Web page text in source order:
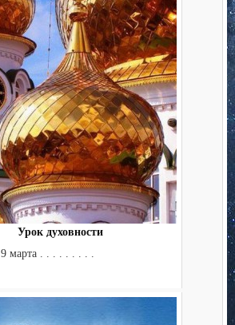
Урок духовности
9 марта . . . . . . . . .